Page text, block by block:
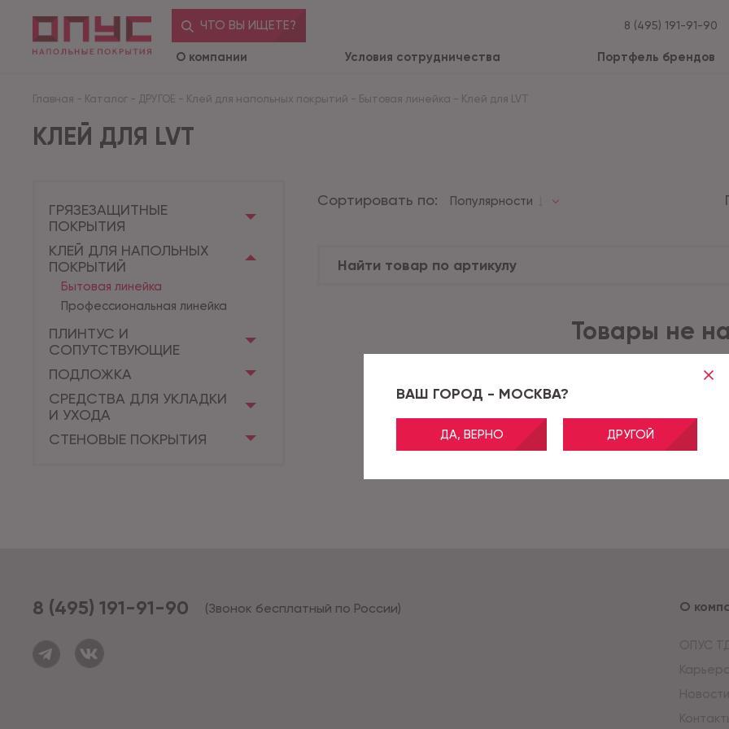
ВАШ ГОРОД - МОСКВА?
ДА, ВЕРНО ДРУГОЙ
ЧТО ВЫ ИЩЕТЕ? 8 (495) 191-91-90
О компании Условия сотрудничества Портфель брендов
Главная - Каталог - ДРУГОЕ - Клей для напольных покрытий - Бытовая линейка - Клей для LVT
КЛЕЙ ДЛЯ LVT
ГРЯЗЕЗАЩИТНЫЕ
ПОКРЫТИЯ
КЛЕЙ ДЛЯ НАПОЛЬНЫХ
ПОКРЫТИЙ
Бытовая линейка
Профессиональная линейка
ПЛИНТУС И
СОПУТСТВУЮЩИЕ
ПОДЛОЖКА
СРЕДСТВА ДЛЯ УКЛАДКИ
И УХОДА
СТЕНОВЫЕ ПОКРЫТИЯ
Сортировать по: Популярности
Товары не
8 (495) 191-91-90 (Звонок бесплатный по России) О
ОПУС
Новости